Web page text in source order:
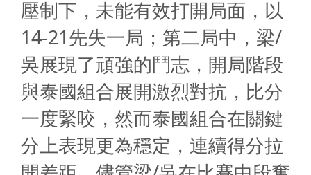
壓制下，未能有效打開局面，以
14-21 先失一局；第二局中，梁/
吳展現了頑強的鬥志，開局階段
與泰國組合展開激烈對抗，比分
一度緊咬，然而泰國組合在關鍵
分上表現更為穩定，連續得分拉